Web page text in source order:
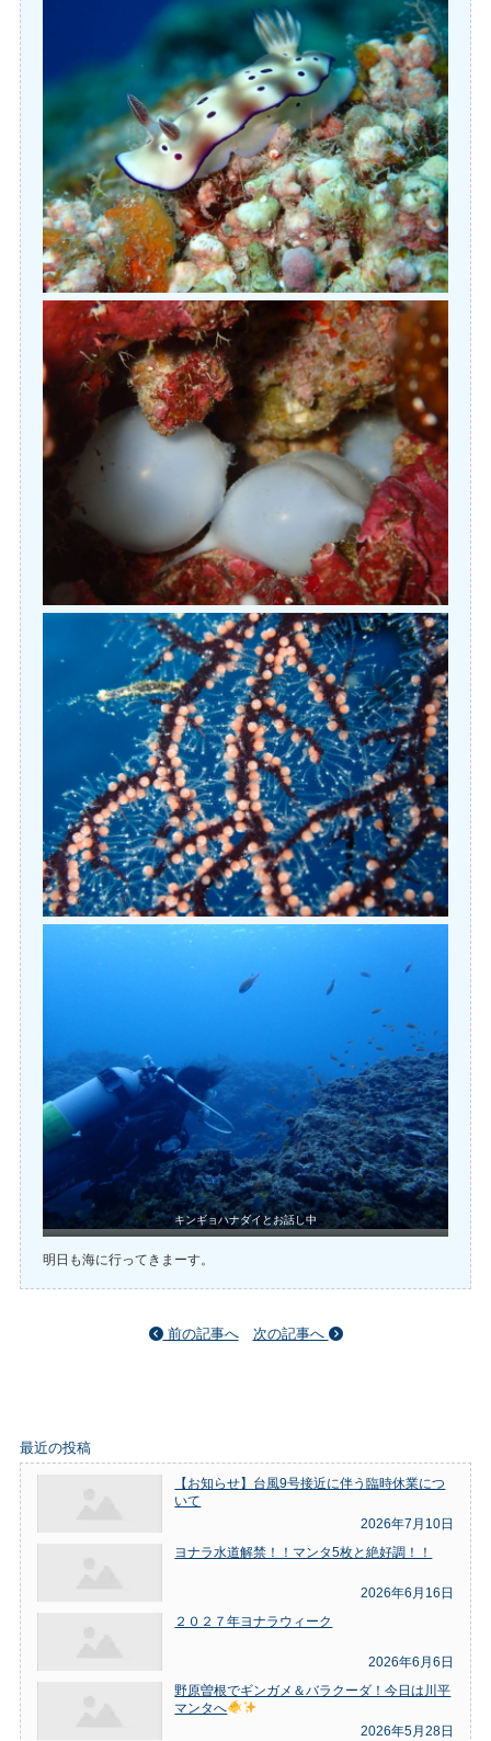
キンギョハナダイとお話し中
明日も海に行ってきまーす。
前の記事へ 次の記事へ
最近の投稿
【お知らせ】台風9号接近に伴う臨時休業につ
いて
2026年7月10日
ヨナラ水道解禁！！マンタ5枚と絶好調！！
2026年6月16日
２０２７年ヨナラウィーク
2026年6月6日
野原曽根でギンガメ＆バラクーダ！今日は川平
マンタへ
2026年5月28日